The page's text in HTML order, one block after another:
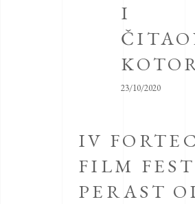
I
23/10/2020
IV
FILM
PERAST